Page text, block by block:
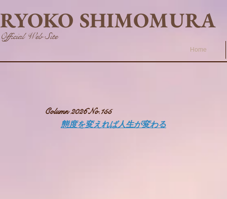
RYOKO SHIMOMURA
Official Web Site
Home
Column 2026 No.155
態度を変えれば人生が変わる